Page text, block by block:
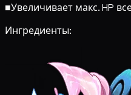
■Увеличивает макс. HP
Ингредиенты: